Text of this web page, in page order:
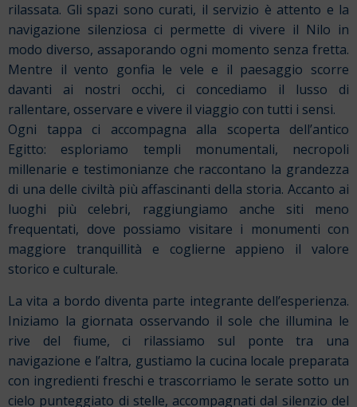
rilassata. Gli spazi sono curati, il servizio è attento e la
navigazione silenziosa ci permette di vivere il Nilo in
modo diverso, assaporando ogni momento senza fretta.
Mentre il vento gonfia le vele e il paesaggio scorre
davanti ai nostri occhi, ci concediamo il lusso di
rallentare, osservare e vivere il viaggio con tutti i sensi.
Ogni tappa ci accompagna alla scoperta dell’antico
Egitto: esploriamo templi monumentali, necropoli
millenarie e testimonianze che raccontano la grandezza
di una delle civiltà più affascinanti della storia. Accanto ai
luoghi più celebri, raggiungiamo anche siti meno
frequentati, dove possiamo visitare i monumenti con
maggiore tranquillità e coglierne appieno il valore
storico e culturale.
La vita a bordo diventa parte integrante dell’esperienza.
Iniziamo la giornata osservando il sole che illumina le
rive del fiume, ci rilassiamo sul ponte tra una
navigazione e l’altra, gustiamo la cucina locale preparata
con ingredienti freschi e trascorriamo le serate sotto un
cielo punteggiato di stelle, accompagnati dal silenzio del